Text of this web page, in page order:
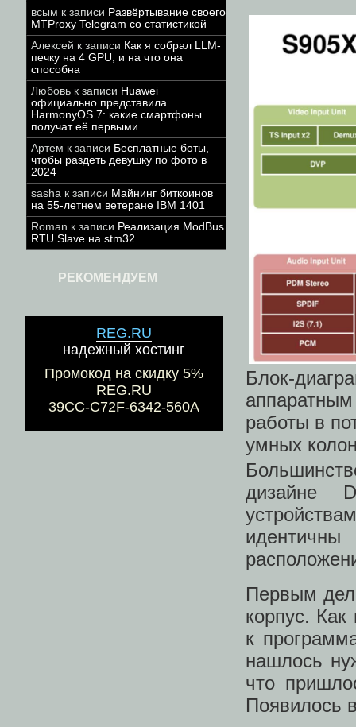
всым к записи Развёртывание своего
MTProxy Telegram со статистикой
Алексей к записи Как я собрал LLM-
печку на 4 GPU, и на что она
способна
Любовь к записи Huawei
официально представила
HarmonyOS 7: какие смартфоны
получат её первыми
Артем к записи Бесплатные боты,
чтобы раздеть девушку по фото в
2024
sasha к записи Майнинг биткоинов
на 55-летнем ветеране IBM 1401
Roman к записи Реализация ModBus
RTU Slave на stm32
РЕКОМЕНДУЕМ
REG.RU
надежный хостинг
Промокод на скидку 5%
REG.RU
39CC-C72F-6342-560A
Блок-
работы в
умных
дизайне
Первым
корпус.
к
нашлось
что
Появилось